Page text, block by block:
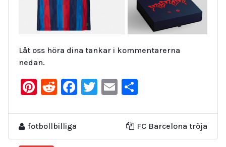
Låt oss höra dina tankar i kommentarerna
nedan.
Pinterest
Reddit
Facebook
Twitter
Email
fotbollbilliga FC Barcelona tröja